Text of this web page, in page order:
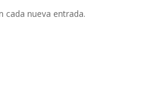
cada nueva entrada.